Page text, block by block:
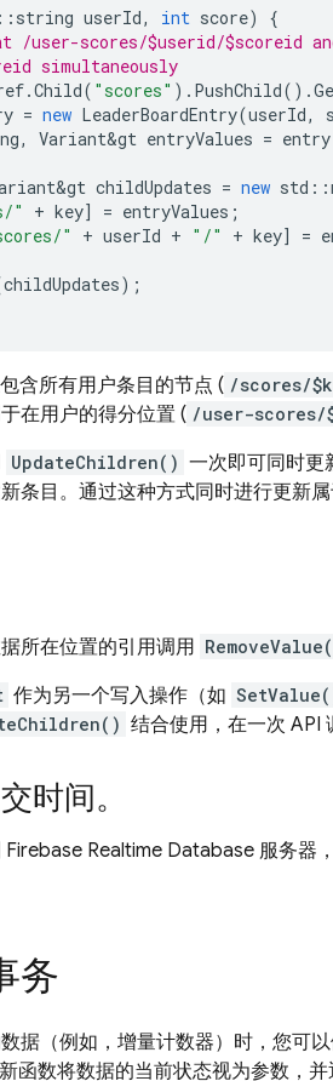
:: string userId, int score)
{
/user-scores/$userid/$scoreid
simultaneously
.Child( "scores" ). PushChild().
= new LeaderBoardEntry(userId,
, Variant&gt entryValues = entry
&gt childUpdates = new std ::
" + key] = entryValues ;
" + userId + "/" + key] =
childUpdates);
含所有用户条目的节点 ( /scores/
在用户的得分位置 ( /user-scores/
UpdateChildren() 一次即可同时更
条目。通过这种方式同时进行更新
所在位置的引用调用
作为另一个写入操作（如
结合使用，在一次 API
时间。
Firebase Realtime Database 服务器
务
据（例如，增量计数器）时，您可
函数将数据的当前状态视为参数，